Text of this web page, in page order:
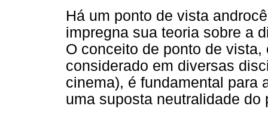
Há um ponto de vista
impregna sua teoria sobre a
O conceito de ponto de
considerado em diversas
cinema), é fundamental para
uma suposta neutralidade